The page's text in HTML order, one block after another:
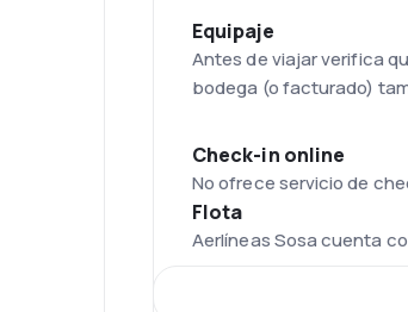
Equipaje
Antes de viajar verifica
bodega (o facturado)
Check-in online
No ofrece servicio de
Flota
Aerlíneas Sosa cuenta
Su principal base de